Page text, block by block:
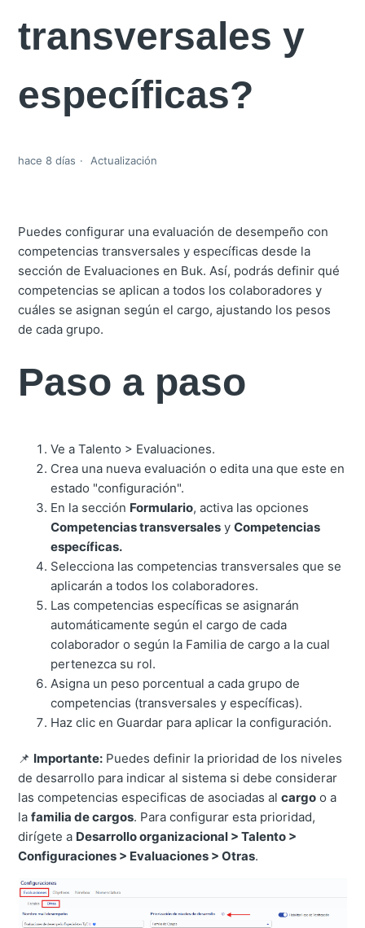
transversales y
específicas?
hace 8 días Actualización
Puedes configurar una evaluación de desempeño con
competencias transversales y específicas desde la
sección de Evaluaciones en Buk. Así, podrás definir qué
competencias se aplican a todos los colaboradores y
cuáles se asignan según el cargo, ajustando los pesos
de cada grupo.
Paso a paso
Ve a Talento > Evaluaciones.
Crea una nueva evaluación o edita una que este en
estado "configuración".
En la sección Formulario, activa las opciones
Competencias transversales yCompetencias
específicas.
Selecciona las competencias transversales que se
aplicarán a todos los colaboradores.
Las competencias específicas se asignarán
automáticamente según el cargo de cada
colaborador o según la Familia de cargo a la cual
pertenezca su rol.
Asigna un peso porcentual a cada grupo de
competencias (transversales y específicas).
Haz clic en Guardar para aplicar la configuración.
📌 Importante: Puedes definir la prioridad de los niveles
de desarrollo para indicar al sistema si debe considerar
las competencias especificas de asociadas alcargo o a
lafamilia de cargos. Para configurar esta prioridad,
dirígete a Desarrollo organizacional > Talento >
Configuraciones > Evaluaciones > Otras.